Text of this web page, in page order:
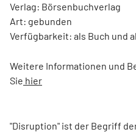
Verlag: Börsenbuchverlag
Art: gebunden
Verfügbarkeit: als Buch und
Weitere Informationen und
Sie hier
"Disruption" ist der Begriff